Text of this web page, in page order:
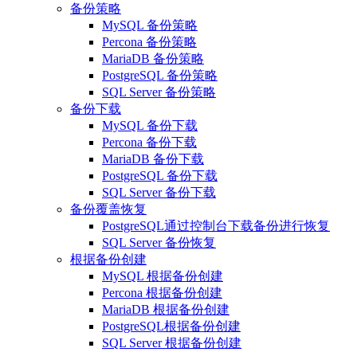
备份策略
MySQL 备份策略
Percona 备份策略
MariaDB 备份策略
PostgreSQL 备份策略
SQL Server 备份策略
备份下载
MySQL 备份下载
Percona 备份下载
MariaDB 备份下载
PostgreSQL 备份下载
SQL Server 备份下载
备份覆盖恢复
PostgreSQL通过控制台下载备份进行恢复
SQL Server 备份恢复
根据备份创建
MySQL 根据备份创建
Percona 根据备份创建
MariaDB 根据备份创建
PostgreSQL根据备份创建
SQL Server 根据备份创建